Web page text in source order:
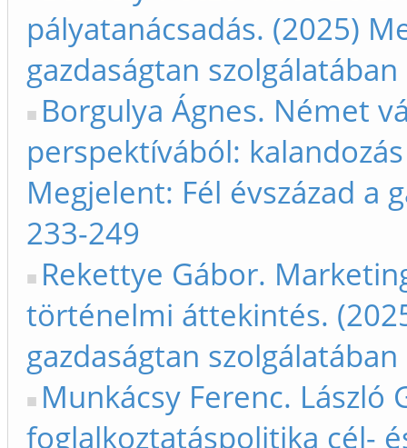
pályatanácsadás. (2025)
gazdaságtan
Borgulya Ágnes. Német
perspektívából:
Megjelent: Fél évszázad a
233-249
Rekettye Gábor.
történelmi áttekintés.
gazdaságtan
Munkácsy Ferenc. László
foglalkoztatáspolitika cél-